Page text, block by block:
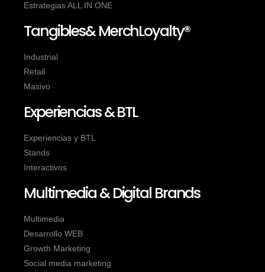
Estrategias ALL IN ONE
Tangibles& MerchLoyalty®
Industrial
Retail
Masivo
Experiencias & BTL
Experiencias y BTL
Stands
Interactivos
Multimedia & Digital Brands
Multimedia
Desarrollo WEB
Growth Marketing
Social media marketing